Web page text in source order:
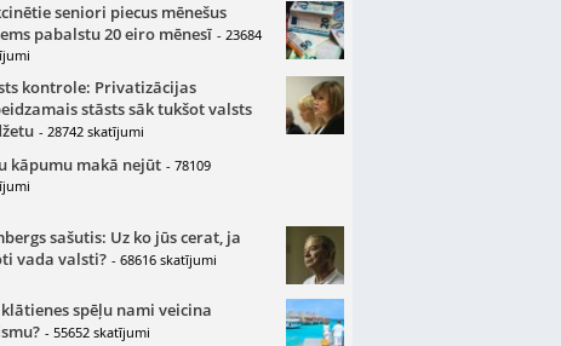
seniori piecus mēnešus
pabalstu 20 eiro mēnesī - 23684
kontrole: Privatizācijas
stāsts sāk tukšot valsts
- 28742 skatījumi
kāpumu makā nejūt - 78109
sašutis: Uz ko jūs cerat, ja
vada valsti? - 68616 skatījumi
spēļu nami veicina
- 55652 skatījumi